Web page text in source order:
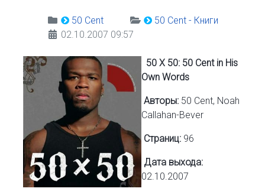
50 Cent
50 Cent - Книги
02.10.2007 09:57
50 X 50: 50 Cent in His
Own Words
Авторы: 50 Cent, Noah
Callahan-Bever
Страниц: 96
Дата выхода:
02.10.2007